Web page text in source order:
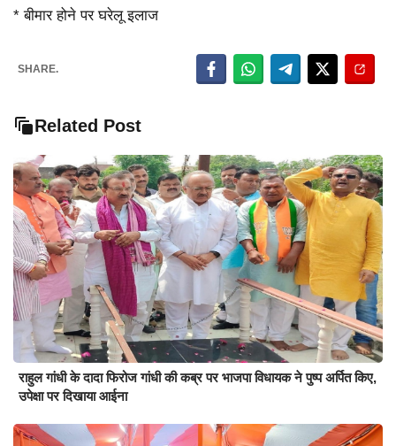
* बीमार होने पर घरेलू इलाज
SHARE.
Related Post
राहुल गांधी के दादा फिरोज गांधी की कब्र पर भाजपा विधायक ने पुष्प अर्पित किए,
उपेक्षा पर दिखाया आईना